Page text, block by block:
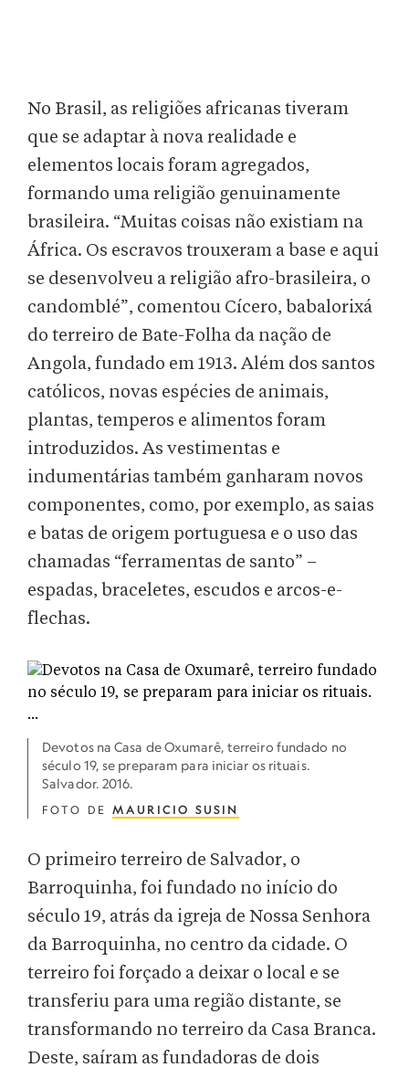
No Brasil, as religiões africanas tiveram
que se adaptar à nova realidade e
elementos locais foram agregados,
formando uma religião genuinamente
brasileira. “Muitas coisas não existiam na
África. Os escravos trouxeram a base e aqui
se desenvolveu a religião afro-brasileira, o
candomblé”, comentou Cícero, babalorixá
do terreiro de Bate-Folha da nação de
Angola, fundado em 1913. Além dos santos
católicos, novas espécies de animais,
plantas, temperos e alimentos foram
introduzidos. As vestimentas e
indumentárias também ganharam novos
componentes, como, por exemplo, as saias
e batas de origem portuguesa e o uso das
chamadas “ferramentas de santo” –
espadas, braceletes, escudos e arcos-e-
flechas.
Devotos na Casa de Oxumarê, terreiro fundado no
século 19, se preparam para iniciar os rituais.
Salvador. 2016.
FOTO DE MAURICIO SUSIN
O primeiro terreiro de Salvador, o
Barroquinha, foi fundado no início do
século 19, atrás da igreja de Nossa Senhora
da Barroquinha, no centro da cidade. O
terreiro foi forçado a deixar o local e se
transferiu para uma região distante, se
transformando no terreiro da Casa Branca.
Deste, saíram as fundadoras de dois